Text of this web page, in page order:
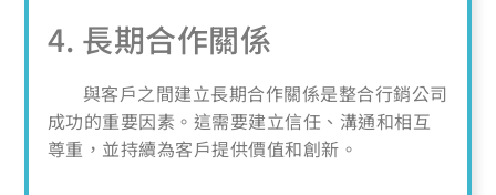
4. 長期合作關係
與客戶之間建立長期合作關係是整合行銷公司
成功的重要因素。這需要建立信任、溝通和相互
尊重，並持續為客戶提供價值和創新。